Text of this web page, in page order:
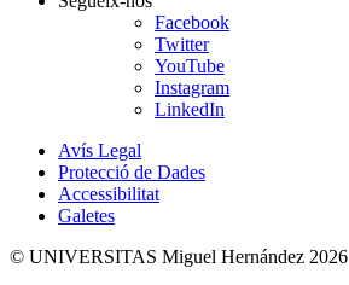
Facebook
Twitter
YouTube
Instagram
LinkedIn
Avís Legal
Protecció de Dades
Accessibilitat
Galetes
© UNIVERSITAS Miguel Hernández 2026